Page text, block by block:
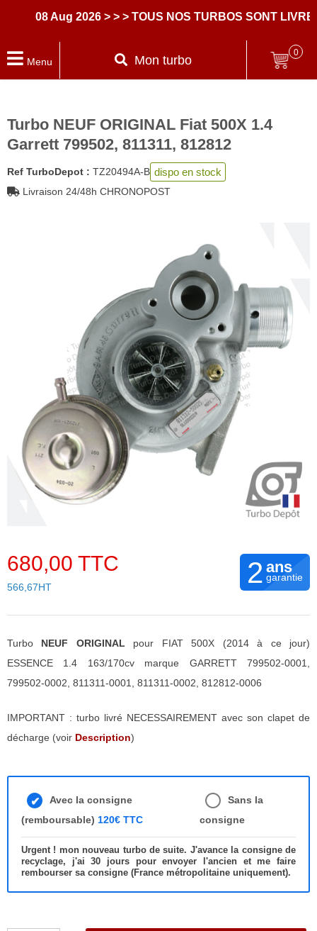
08 Aug 2026 > > > TOUS NOS TURBOS SONT LIVRES
Menu Mon turbo
0
Turbo NEUF ORIGINAL Fiat 500X 1.4
Garrett 799502, 811311, 812812
Ref TurboDepot : TZ20494A-B dispo en stock
Livraison 24/48h CHRONOPOST
680,00 TTC
566,67HT 2 ans
garantie
Turbo NEUF ORIGINAL pour FIAT 500X (2014 à ce jour)
ESSENCE 1.4 163/170cv marque GARRETT 799502-0001,
799502-0002, 811311-0001, 811311-0002, 812812-0006
IMPORTANT : turbo livré NECESSAIREMENT avec son clapet de
décharge (voir Description)
Avec la consigne
(remboursable) 120€ TTC
Sans la
consigne
Urgent ! mon nouveau turbo de suite. J'avance la consigne de
recyclage, j'ai 30 jours pour envoyer l'ancien et me faire
rembourser sa consigne (France métropolitaine uniquement).